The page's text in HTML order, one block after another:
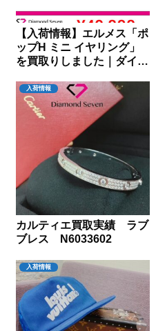
【入荷情報】エルメス「ポ
ップH ミニ イヤリング」
を買取りしました｜ダイヤ
入荷情報
カルティエ買取実績 ラブ
ブレス N6033602
入荷情報